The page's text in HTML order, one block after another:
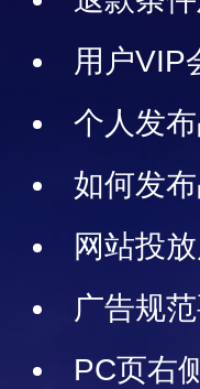
款
用户VIP
处、用户
个人发
户能发布品
如何发
网站投
告，网站可
广告规
合作条款
PC页右